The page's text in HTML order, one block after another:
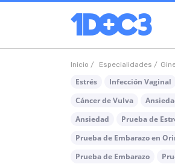
Inicio / Especialidades /
Estrés Infección Vaginal
Cáncer de Vulva
Ansiedad
Prueba de
Prueba de Embarazo en
Prueba de Embarazo